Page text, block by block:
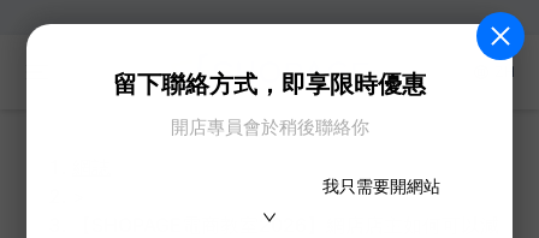
ZH
留下聯絡方式，即享限時優惠
開店專員會於稍後聯絡你
我只需要開網站
【SHOPAGE電商教室2026】網店店主如何可以減